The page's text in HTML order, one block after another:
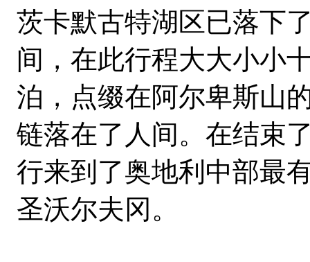
茨卡默古特湖区已落下
间，在此行程大大小小
泊，点缀在阿尔卑斯山
链落在了人间。在结束
行来到了奥地利中部最
圣沃尔夫冈。